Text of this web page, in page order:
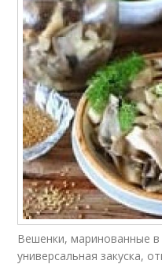
Вешенки, маринованные
универсальная закуска,